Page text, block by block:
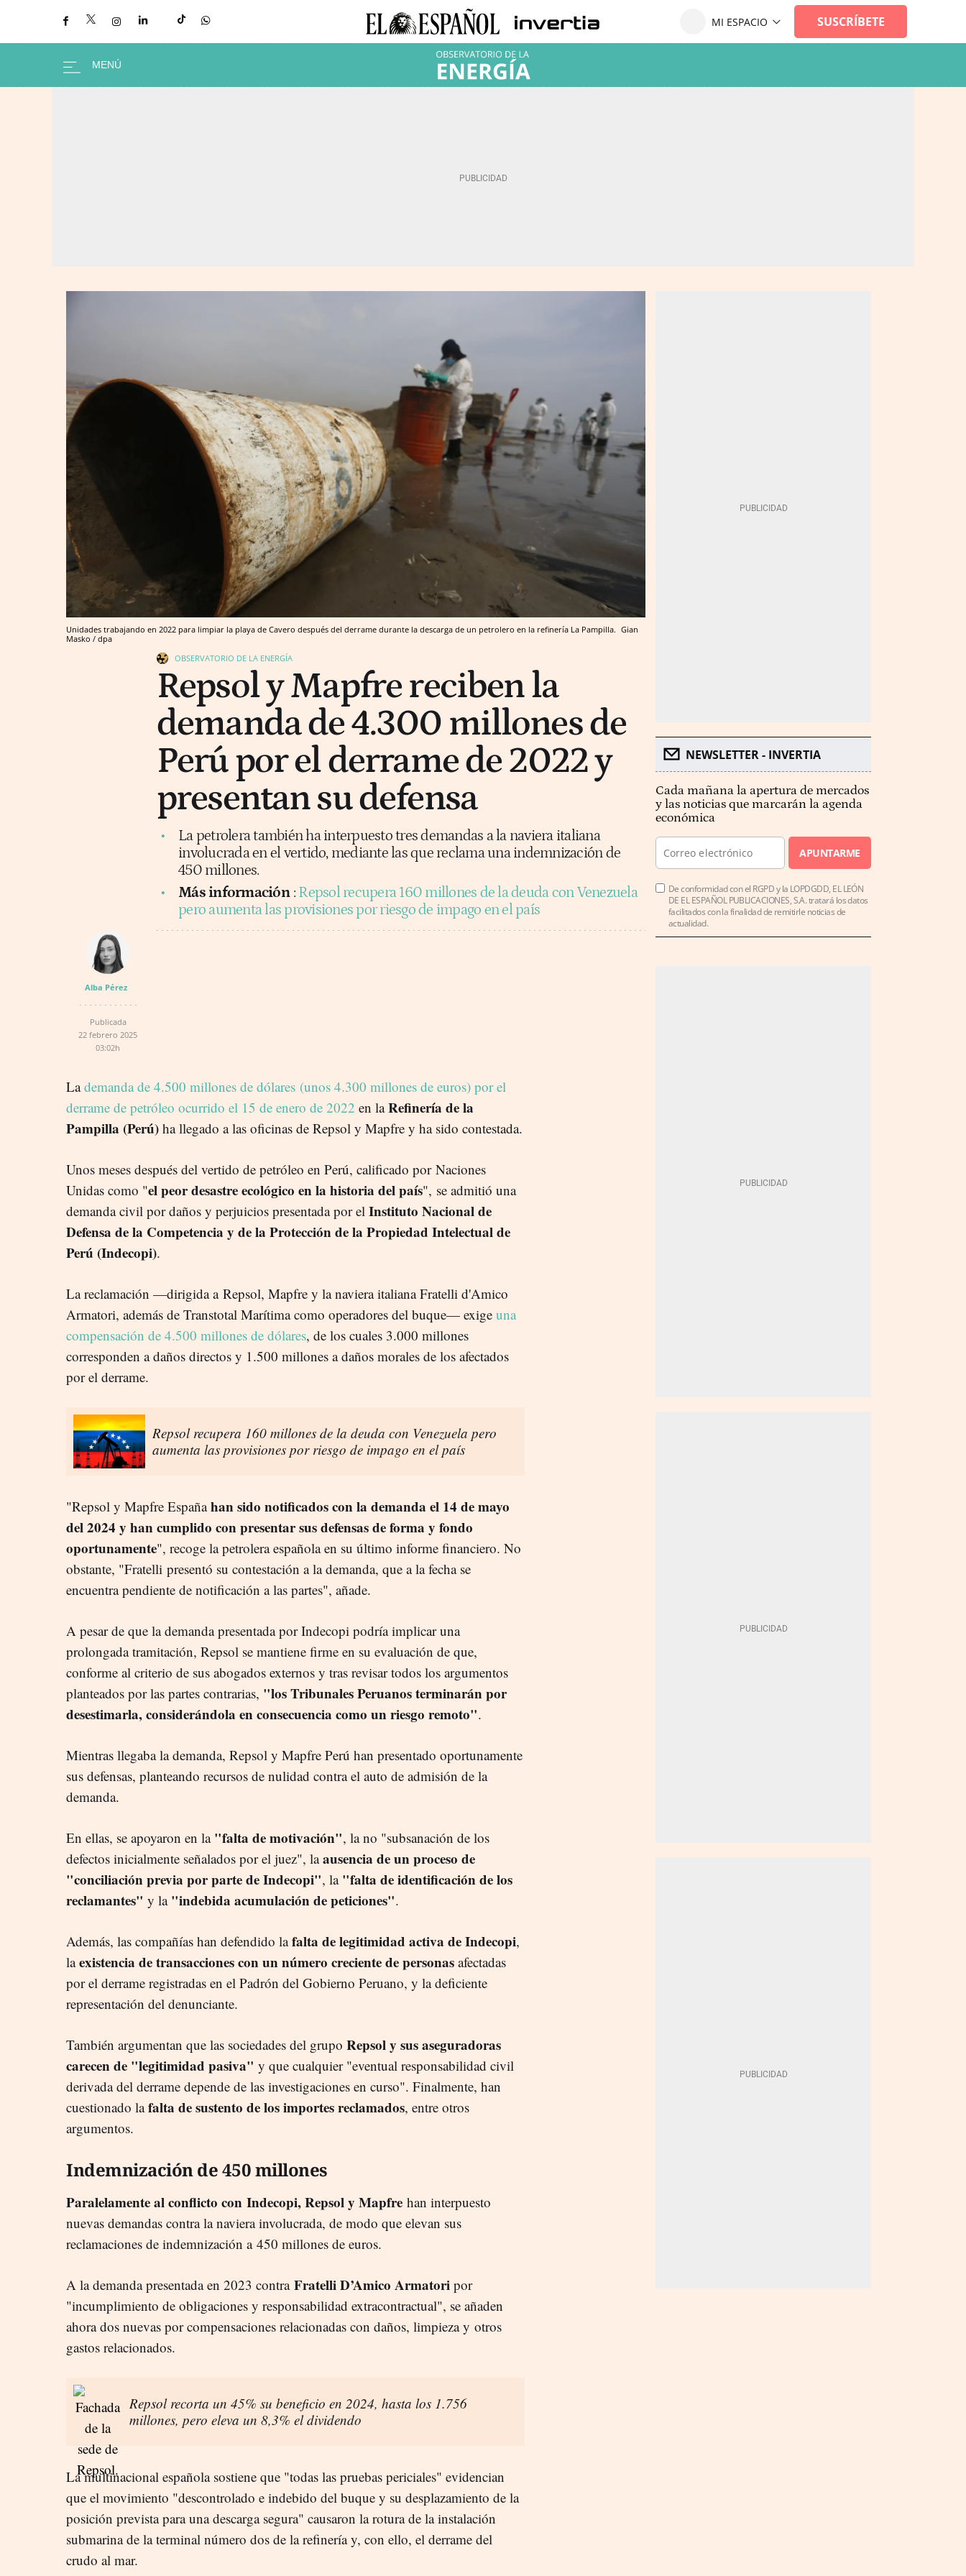
Unidades trabajando en 2022 para limpiar la playa de Cavero después del derrame durante la descarga de un petrolero en la refinería La Pampilla. Gian
Masko / dpa
OBSERVATORIO DE LA ENERGÍA
Repsol y Mapfre reciben la
demanda de 4.300 millones de
Perú por el derrame de 2022 y
presentan su defensa
La petrolera también ha interpuesto tres demandas a la naviera italiana
involucrada en el vertido, mediante las que reclama una indemnización de
450 millones.
Más información : Repsol recupera 160 millones de la deuda con Venezuela
pero aumenta las provisiones por riesgo de impago en el país
Alba Pérez
Publicada
22 febrero 2025
03:02h
Lademanda de 4.500 millones de dólares (unos 4.300 millones de euros) por el
derrame de petróleo ocurrido el 15 de enero de 2022 en laRefinería de la
Pampilla (Perú) ha llegado a las oficinas de Repsol y Mapfre y ha sido contestada.
Unos meses después del vertido de petróleo en Perú, calificado por Naciones
Unidas como "el peor desastre ecológico en la historia del país", se admitió una
demanda civil por daños y perjuicios presentada por el Instituto Nacional de
Defensa de la Competencia y de la Protección de la Propiedad Intelectual de
Perú (Indecopi).
La reclamación —dirigida a Repsol, Mapfre y la naviera italiana Fratelli d'Amico
Armatori, además de Transtotal Marítima como operadores del buque— exige una
compensación de 4.500 millones de dólares, de los cuales 3.000 millones
corresponden a daños directos y 1.500 millones a daños morales de los afectados
por el derrame.
Repsol recupera 160 millones de la deuda con Venezuela pero
aumenta las provisiones por riesgo de impago en el país
"Repsol y Mapfre Españahan sido notificados con la demanda el 14 de mayo
del 2024 y han cumplido con presentar sus defensas de forma y fondo
oportunamente", recoge la petrolera española en su último informe financiero. No
obstante, "Fratelli presentó su contestación a la demanda, que a la fecha se
encuentra pendiente de notificación a las partes", añade.
A pesar de que la demanda presentada por Indecopi podría implicar una
prolongada tramitación, Repsol se mantiene firme en su evaluación de que,
conforme al criterio de sus abogados externos y tras revisar todos los argumentos
planteados por las partes contrarias, "los Tribunales Peruanos terminarán por
desestimarla, considerándola en consecuencia como un riesgo remoto".
Mientras llegaba la demanda, Repsol y Mapfre Perú han presentado oportunamente
sus defensas, planteando recursos de nulidad contra el auto de admisión de la
demanda.
En ellas, se apoyaron en la "falta de motivación", la no "subsanación de los
defectos inicialmente señalados por el juez", laausencia de un proceso de
"conciliación previa por parte de Indecopi", la "falta de identificación de los
reclamantes" y la "indebida acumulación de peticiones".
Además, las compañías han defendido lafalta de legitimidad activa de Indecopi,
laexistencia de transacciones con un número creciente de personas afectadas
por el derrame registradas en el Padrón del Gobierno Peruano, y la deficiente
representación del denunciante.
También argumentan que las sociedades del grupo Repsol y sus aseguradoras
carecen de "legitimidad pasiva" y que cualquier "eventual responsabilidad civil
derivada del derrame depende de las investigaciones en curso". Finalmente, han
cuestionado lafalta de sustento de los importes reclamados, entre otros
argumentos.
Indemnización de 450 millones
Paralelamente al conflicto con Indecopi, Repsol y Mapfre han interpuesto
nuevas demandas contra la naviera involucrada, de modo que elevan sus
reclamaciones de indemnización a 450 millones de euros.
A la demanda presentada en 2023 contraFratelli D’Amico Armatori por
"incumplimiento de obligaciones y responsabilidad extracontractual", se añaden
ahora dos nuevas por compensaciones relacionadas con daños, limpieza y otros
gastos relacionados.
Repsol recorta un 45% su beneficio en 2024, hasta los 1.756
millones, pero eleva un 8,3% el dividendo
La multinacional española sostiene que "todas las pruebas periciales" evidencian
que el movimiento "descontrolado e indebido del buque y su desplazamiento de la
posición prevista para una descarga segura" causaron la rotura de la instalación
submarina de la terminal número dos de la refinería y, con ello, el derrame del
crudo al mar.
NEWSLETTER - INVERTIA
Cada mañana la apertura de mercados
y las noticias que marcarán la agenda
económica
APUNTARME
De conformidad con el RGPD y la LOPDGDD, EL LEÓN
DE EL ESPAÑOL PUBLICACIONES, S.A. tratará los datos
facilitados con la finalidad de remitirle noticias de
actualidad.